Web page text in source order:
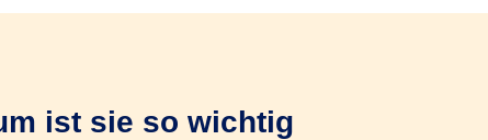
ist sie so wichtig